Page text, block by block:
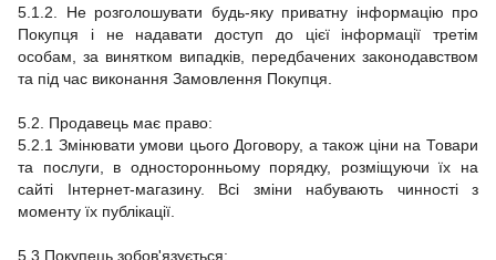
5.1.2. Не розголошувати будь-яку приватну інформацію про
Покупця і не надавати доступ до цієї інформації третім
особам, за винятком випадків, передбачених законодавством
та під час виконання Замовлення Покупця.
5.2. Продавець має право:
5.2.1 Змінювати умови цього Договору, а також ціни на Товари
та послуги, в односторонньому порядку, розміщуючи їх на
сайті Інтернет-магазину. Всі зміни набувають чинності з
моменту їх публікації.
5.3 Покупець зобов'язується: